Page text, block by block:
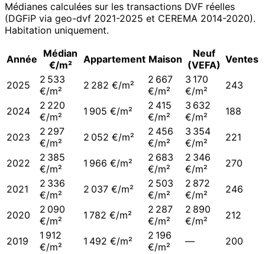
Médianes calculées sur les transactions DVF réelles
(DGFiP via geo-dvf 2021-2025 et CEREMA 2014-2020).
Habitation uniquement.
Année Médian
€/m²
Appartement Maison
Neuf
(VEFA) Ventes
2025
2 533
€/m²
2 282 €/m²
2 667
€/m²
3 170
€/m²
243
2024
2 220
€/m²
1 905 €/m²
2 415
€/m²
3 632
€/m²
188
2023
2 297
€/m²
2 052 €/m²
2 456
€/m²
3 354
€/m²
221
2022
2 385
€/m²
1 966 €/m²
2 683
€/m²
2 346
€/m²
270
2021
2 336
€/m²
2 037 €/m²
2 503
€/m²
2 872
€/m²
246
2020
2 090
€/m²
1 782 €/m²
2 287
€/m²
2 890
€/m²
212
2019
1 912
€/m²
1 492 €/m²
2 196
€/m²
— 200